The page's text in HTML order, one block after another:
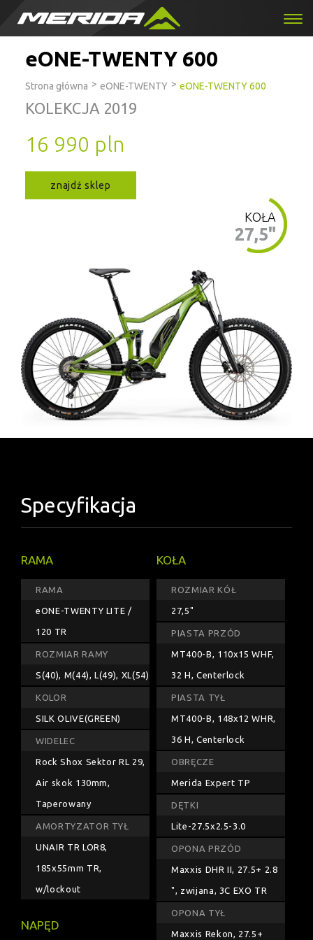
eONE-TWENTY 600
Strona główna > eONE-TWENTY > eONE-TWENTY 600
KOLEKCJA 2019
16 990 pln
znajdź sklep
KOŁA
27,5"
Specyfikacja
RAMA
RAMA
eONE-TWENTY LITE /
120 TR
ROZMIAR RAMY
S(40), M(44), L(49), XL(54)
KOLOR
SILK OLIVE(GREEN)
WIDELEC
Rock Shox Sektor RL 29,
Air skok 130mm,
Taperowany
AMORTYZATOR TYŁ
UNAIR TR LOR8,
185x55mm TR,
w/lockout
NAPĘD
KOŁA
ROZMIAR KÓŁ
27,5"
PIASTA PRZÓD
MT400-B, 110x15 WHF,
32 H, Centerlock
PIASTA TYŁ
MT400-B, 148x12 WHR,
36 H, Centerlock
OBRĘCZE
Merida Expert TP
DĘTKI
Lite-27.5x2.5-3.0
OPONA PRZÓD
Maxxis DHR II, 27.5+ 2.8
", zwijana, 3C EXO TR
OPONA TYŁ
Maxxis Rekon, 27.5+